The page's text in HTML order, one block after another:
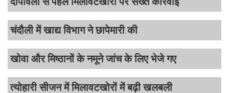
चंदौली में खाद्य विभाग ने छापेमारी की
खोवा और मिष्ठानों के नमूने जांच के लिए भेजे गए
त्योहारी सीजन में मिलावटखोरों में बढ़ी खलबली